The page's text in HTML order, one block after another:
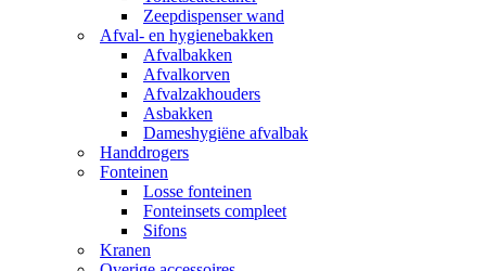
Zeepdispenser wand
Afval- en hygienebakken
Afvalbakken
Afvalkorven
Afvalzakhouders
Asbakken
Dameshygiëne afvalbak
Handdrogers
Fonteinen
Losse fonteinen
Fonteinsets compleet
Sifons
Kranen